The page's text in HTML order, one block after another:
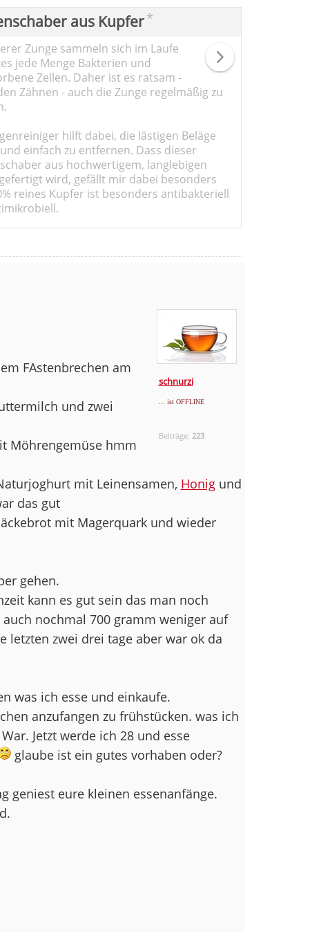
aus Kupfer*
Zunge sammeln sich im Laufe
jede Menge Bakterien und
Zellen. Daher ist es ratsam -
Zähnen - auch die Zunge regelmäßig zu
hilft dabei, die lästigen Beläge
einfach zu entfernen. Dass dieser
aus hochwertigem, langlebigen
wird, gefällt mir dabei besonders
reines Kupfer ist besonders antibakteriell
schnurzi
... ist OFFLINE
Beiträge: 223
FAstenbrechen am
und zwei
Möhrengemüse hmm
mit Leinensamen, Honigund
das gut
mit Magerquark und wieder
gehen.
kann es gut sein das man noch
nochmal 700 gramm weniger auf
letzten zwei drei tage aber war ok da
was ich esse und einkaufe.
anzufangen zu frühstücken. was ich
Jetzt werde ich 28 und esse
glaube ist ein gutes vorhaben oder?
geniest eure kleinen essenanfänge.